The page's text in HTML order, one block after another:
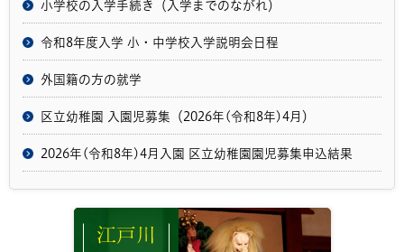
小学校の入学手続き（入学までのながれ）
令和8年度入学 小・中学校入学説明会日程
外国籍の方の就学
区立幼稚園 入園児募集（2026年(令和8年)4月）
2026年(令和8年)4月入園 区立幼稚園園児募集申込結果